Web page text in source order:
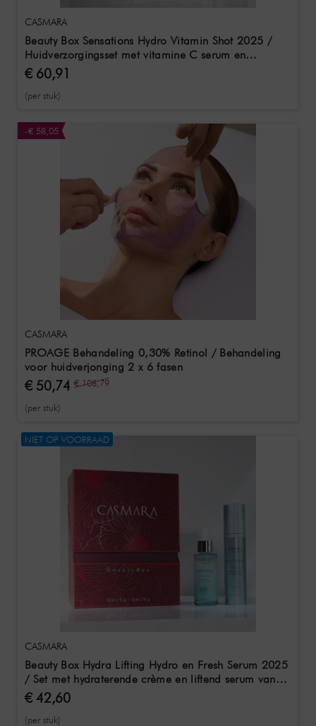
CASMARA
Beauty Box Sensations Hydro Vitamin Shot 2025 /
Huidverzorgingsset met vitamine C serum en
antiverouderingscrème van el
€ 60,91
(per stuk)
-€ 58,05
CASMARA
PROAGE Behandeling 0,30% Retinol / Behandeling
voor huidverjonging 2 x 6 fasen
€ 50,74 € 108,79
(per stuk)
NIET OP VOORRAAD
CASMARA
Beauty Box Hydra Lifting Hydro en Fresh Serum 2025
/ Set met hydraterende crème en liftend serum van
elk 50 ml
€ 42,60
(per stuk)